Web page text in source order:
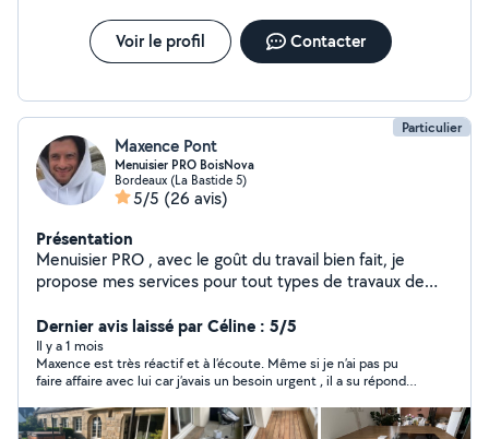
complète/montage de meuble Plomberie/électricité
domestique Pose et réparation de volet Roulant Pose
et réparation des fenêtres et portes et baie vitrée
Voir le profil Contacter
Particulier
Maxence Pont
Menuisier PRO BoisNova
Bordeaux (La Bastide 5)
5/5 (26 avis)
Présentation
Menuisier PRO , avec le goût du travail bien fait, je
propose mes services pour tout types de travaux de
fenêtres, portes; parquets, terrasse, bardages Mais
aussi autres installation type (hotte, plaques de cuisson,
éclairage, garde corps, fixations quelconque)j'en oublie
sûrement. N'hésitez pas à me demander j'ai aussi une
formation électrotechnique et des notions en
mécanique. Au plaisir de faire affaire ensemble Si votre
Dernier avis laissé par Céline : 5/5
Il y a 1 mois
Maxence est très réactif et à l’écoute. Même si je n’ai pas pu
faire affaire avec lui car j’avais un besoin urgent , il a su répondre